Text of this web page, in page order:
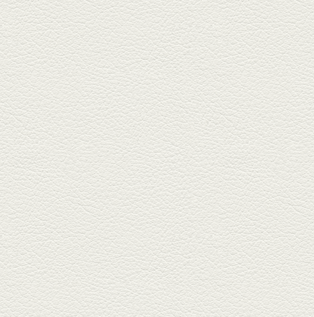
は、スパイスが効いた一味違う
中華が...
2025年11月28日放送
ごま鯛＆牛すじ大根
名店揃いの並木坂ドルハウスビ
ルに今年生まれた新たな名店、
『家庭...
2025年11月7日放送
贅沢馬刺し盛合せ＆極上
馬肉しゃぶしゃぶ
籠町通り『熊本郷土料理 酒ト肴
もなか』で熊本県産の馬肉料理
を！...
2025年10月17日放送
ヒレ焼き＆牛ひれ肉汁カ
レー
武蔵小路で人気の『ヒレ肉じゅ
んちゃん』へ。『銀ハイ』で乾
杯！ブ...
2025年9月26日放送